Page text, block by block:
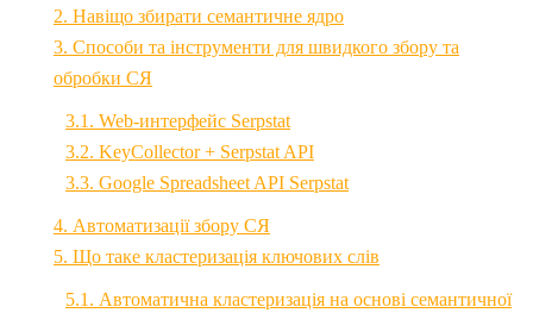
2. Навіщо збирати семантичне ядро
3. Способи та інструменти для швидкого збору та
обробки СЯ
3.1. Web-интерфейс Serpstat
3.2. KeyCollector + Serpstat API
3.3. Google Spreadsheet API Serpstat
4. Автоматизації збору СЯ
5. Що таке кластеризація ключових слів
5.1. Автоматична кластеризація на основі семантичної